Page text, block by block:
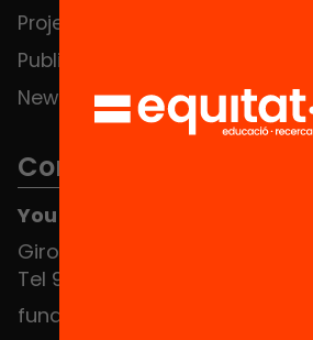
Projects
Publications and videos
News
Contact
You can find us at the Social
Girona 34, interior 08010
Tel 934 588 700
fundacio@equitat.org